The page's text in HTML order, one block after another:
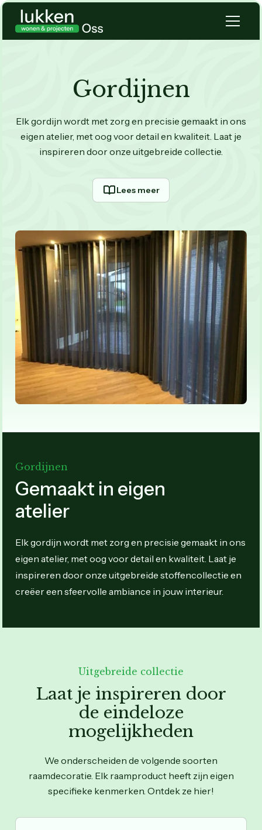
Gordijnen
Elk gordijn wordt met zorg en precisie gemaakt in ons
eigen atelier, met oog voor detail en kwaliteit. Laat je
inspireren door onze uitgebreide collectie.
Lees meer
Gordijnen
Gemaakt in eigen
atelier
Elk gordijn wordt met zorg en precisie gemaakt in ons
eigen atelier, met oog voor detail en kwaliteit. Laat je
inspireren door onze uitgebreide stoffencollectie en
creëer een sfeervolle ambiance in jouw interieur.
Uitgebreide collectie
Laat je inspireren door
de eindeloze
mogelijkheden
We onderscheiden de volgende soorten
raamdecoratie. Elk raamproduct heeft zijn eigen
specifieke kenmerken. Ontdek ze hier!